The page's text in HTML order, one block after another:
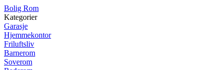
Bolig Rom
Kategorier
Garasje
Hjemmekontor
Friluftsliv
Barnerom
Soverom